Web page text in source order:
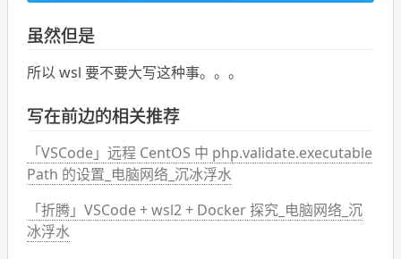
虽然但是
所以 wsl 要不要大写这种事。。。
写在前边的相关推荐
「VSCode」远程 CentOS 中 php.validate.executable
Path 的设置_电脑网络_沉冰浮水
「折腾」VSCode + wsl2 + Docker 探究_电脑网络_沉
冰浮水